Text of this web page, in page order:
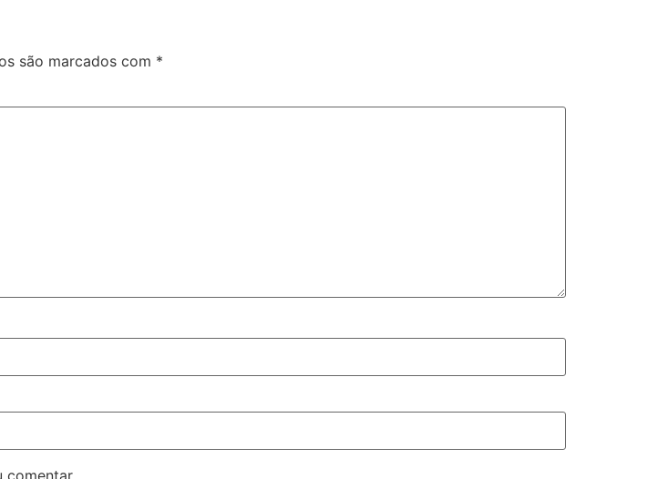
são marcados com *
comentar.